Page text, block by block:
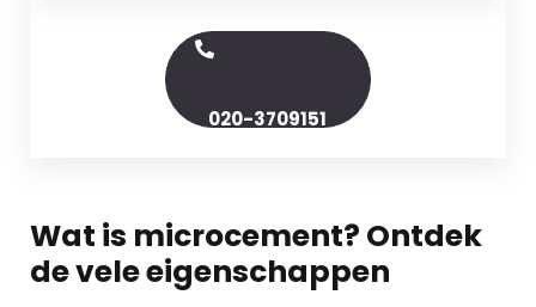
020-3709151
Wat is microcement? Ontdek
de vele eigenschappen